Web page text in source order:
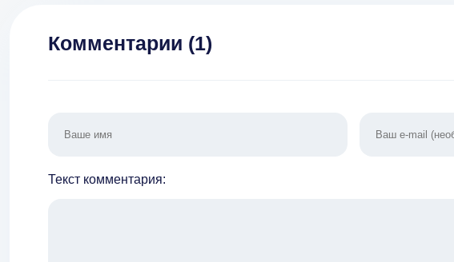
Комментарии (1)
Текст комментария: